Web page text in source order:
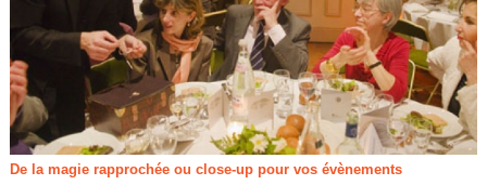
De la magie rapprochée ou close-up pour vos évènements